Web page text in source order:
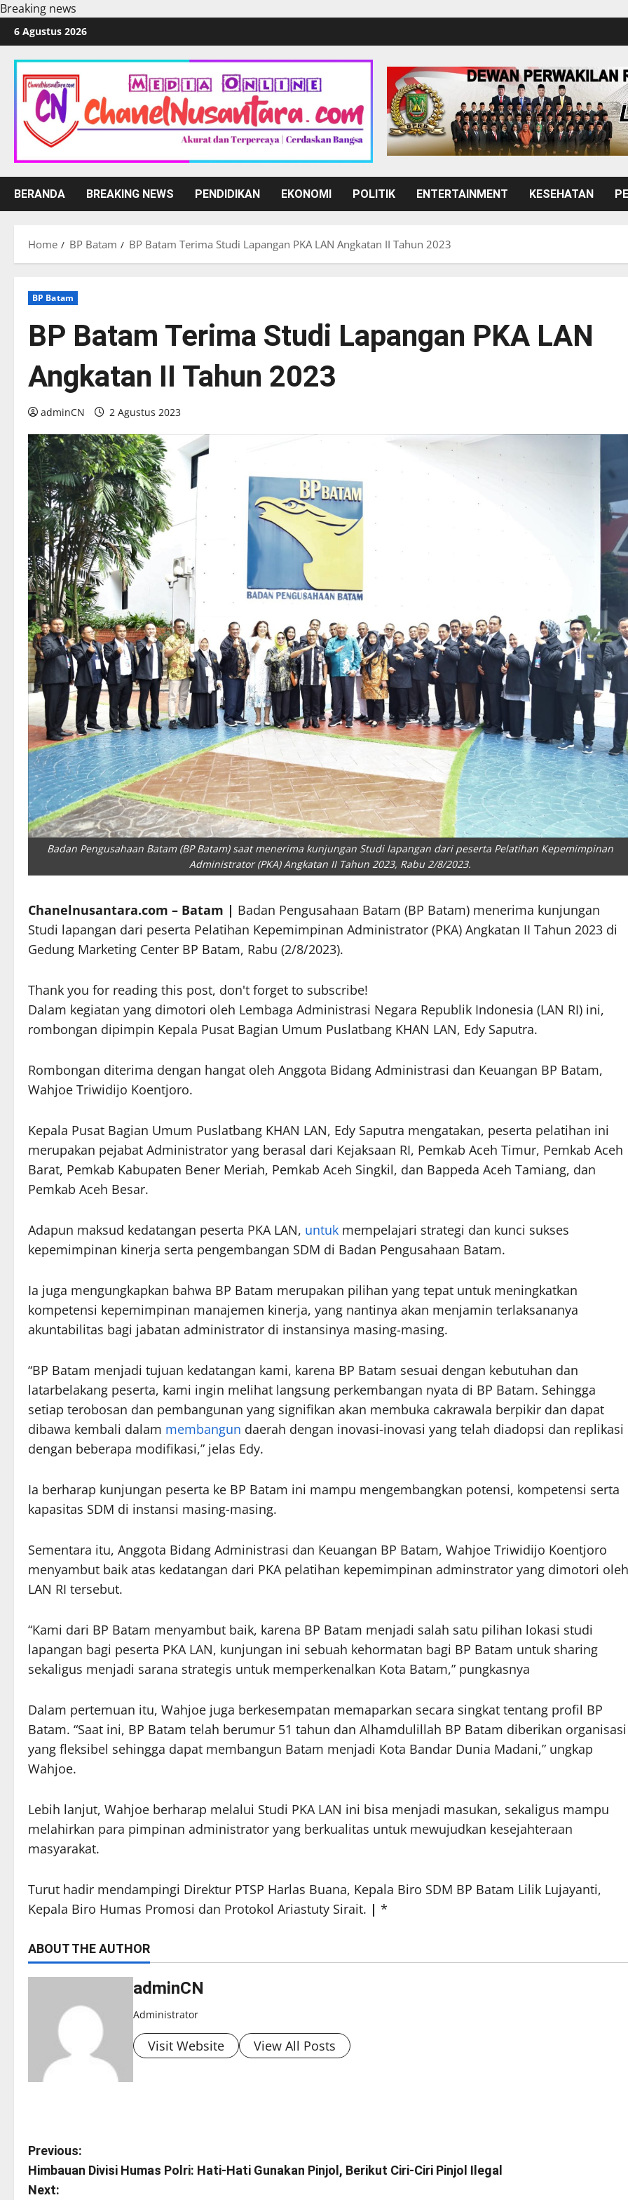
Breaking news
Skip
to
content
6 Agustus 2026
BERANDA BREAKING NEWS PENDIDIKAN EKONOMI POLITIK ENTERTAINMENT KESEHATAN
Home BP Batam BP Batam Terima Studi Lapangan PKA LAN Angkatan II Tahun 2023
BP Batam
BP Batam Terima Studi Lapangan PKA LAN
Angkatan II Tahun 2023
adminCN 2 Agustus 2023
Badan Pengusahaan Batam (BP Batam) saat menerima kunjungan Studi lapangan dari peserta Pelatihan Kepemimpinan
Administrator (PKA) Angkatan II Tahun 2023, Rabu 2/8/2023.
Chanelnusantara.com – Batam | Badan Pengusahaan Batam (BP Batam) menerima kunjungan
Studi lapangan dari peserta Pelatihan Kepemimpinan Administrator (PKA) Angkatan II Tahun 2023 di
Gedung Marketing Center BP Batam, Rabu (2/8/2023).
Thank you for reading this post, don't forget to subscribe!
Dalam kegiatan yang dimotori oleh Lembaga Administrasi Negara Republik Indonesia (LAN RI) ini,
rombongan dipimpin Kepala Pusat Bagian Umum Puslatbang KHAN LAN, Edy Saputra.
Rombongan diterima dengan hangat oleh Anggota Bidang Administrasi dan Keuangan BP Batam,
Wahjoe Triwidijo Koentjoro.
Kepala Pusat Bagian Umum Puslatbang KHAN LAN, Edy Saputra mengatakan, peserta pelatihan ini
merupakan pejabat Administrator yang berasal dari Kejaksaan RI, Pemkab Aceh Timur, Pemkab Aceh
Barat, Pemkab Kabupaten Bener Meriah, Pemkab Aceh Singkil, dan Bappeda Aceh Tamiang, dan
Pemkab Aceh Besar.
Adapun maksud kedatangan peserta PKA LAN, untuk mempelajari strategi dan kunci sukses
kepemimpinan kinerja serta pengembangan SDM di Badan Pengusahaan Batam.
Ia juga mengungkapkan bahwa BP Batam merupakan pilihan yang tepat untuk meningkatkan
kompetensi kepemimpinan manajemen kinerja, yang nantinya akan menjamin terlaksananya
akuntabilitas bagi jabatan administrator di instansinya masing-masing.
“BP Batam menjadi tujuan kedatangan kami, karena BP Batam sesuai dengan kebutuhan dan
latarbelakang peserta, kami ingin melihat langsung perkembangan nyata di BP Batam. Sehingga
setiap terobosan dan pembangunan yang signifikan akan membuka cakrawala berpikir dan dapat
dibawa kembali dalam membangun daerah dengan inovasi-inovasi yang telah diadopsi dan replikasi
dengan beberapa modifikasi,” jelas Edy.
Ia berharap kunjungan peserta ke BP Batam ini mampu mengembangkan potensi, kompetensi serta
kapasitas SDM di instansi masing-masing.
Sementara itu, Anggota Bidang Administrasi dan Keuangan BP Batam, Wahjoe Triwidijo Koentjoro
menyambut baik atas kedatangan dari PKA pelatihan kepemimpinan adminstrator yang dimotori oleh
LAN RI tersebut.
“Kami dari BP Batam menyambut baik, karena BP Batam menjadi salah satu pilihan lokasi studi
lapangan bagi peserta PKA LAN, kunjungan ini sebuah kehormatan bagi BP Batam untuk sharing
sekaligus menjadi sarana strategis untuk memperkenalkan Kota Batam,” pungkasnya
Dalam pertemuan itu, Wahjoe juga berkesempatan memaparkan secara singkat tentang profil BP
Batam. “Saat ini, BP Batam telah berumur 51 tahun dan Alhamdulillah BP Batam diberikan organisasi
yang fleksibel sehingga dapat membangun Batam menjadi Kota Bandar Dunia Madani,” ungkap
Wahjoe.
Lebih lanjut, Wahjoe berharap melalui Studi PKA LAN ini bisa menjadi masukan, sekaligus mampu
melahirkan para pimpinan administrator yang berkualitas untuk mewujudkan kesejahteraan
masyarakat.
Turut hadir mendampingi Direktur PTSP Harlas Buana, Kepala Biro SDM BP Batam Lilik Lujayanti,
Kepala Biro Humas Promosi dan Protokol Ariastuty Sirait. | *
ABOUT THE AUTHOR
adminCN
Administrator
Visit Website View All Posts
P
o
Previous:
Himbauan Divisi Humas Polri: Hati-Hati Gunakan Pinjol, Berikut Ciri-Ciri Pinjol Ilegal
Next: